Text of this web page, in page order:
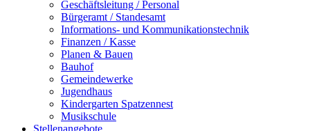
Geschäftsleitung / Personal
Bürgeramt / Standesamt
Informations- und Kommunikationstechnik
Finanzen / Kasse
Planen & Bauen
Bauhof
Gemeindewerke
Jugendhaus
Kindergarten Spatzennest
Musikschule
Stellenangebote